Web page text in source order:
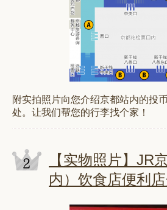
附实拍照片向您介绍京都站内的投
处。让我们帮您的行李找个家！
【实物照片】JR
内）饮食店便利